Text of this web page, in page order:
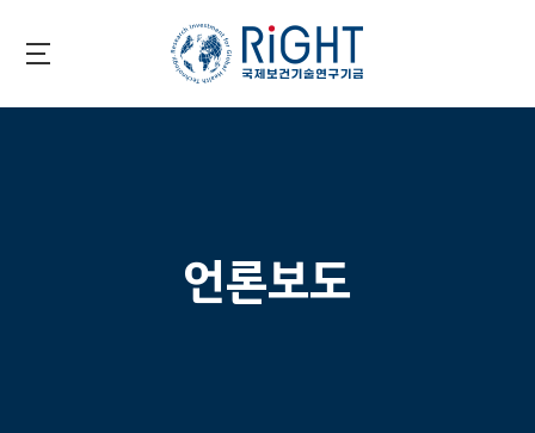
국제보건기술연구기금
언론보도